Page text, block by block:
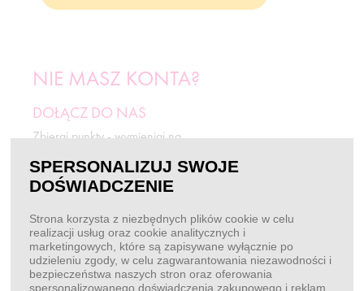
NIE MASZ KONTA?
DOŁĄCZ DO NAS
Zbieraj punkty - wymieniaj na
ZAREJESTRUJ SIĘ
BEZ LOGOWANIA
Chcę złożyć zamówienie
SPERSONALIZUJ SWOJE
DOŚWIADCZENIE
Strona korzysta z niezbędnych plików cookie w celu
realizacji usług oraz cookie analitycznych i
marketingowych, które są zapisywane wyłącznie po
udzieleniu zgody, w celu zagwarantowania niezawodności i
bezpieczeństwa naszych stron oraz oferowania
spersonalizowanego doświadczenia zakupowego i reklam.